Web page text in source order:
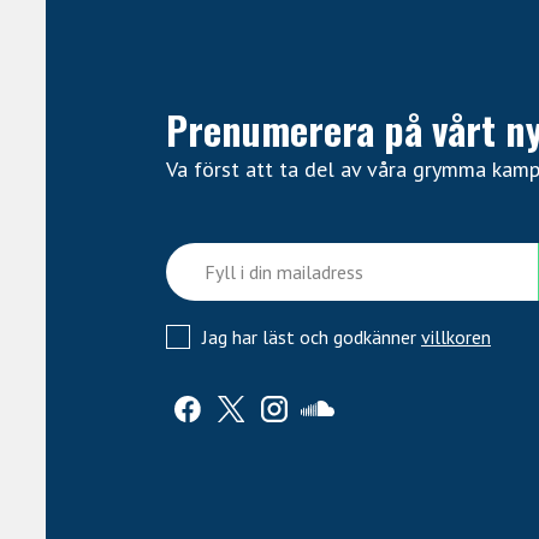
Garanti:2 år
Prenumerera på vårt
Va först att ta del av våra grymma
Jag har läst och godkänner villkoren